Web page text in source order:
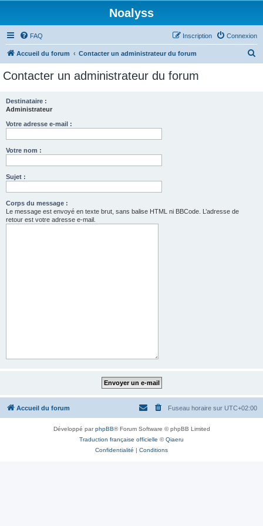
Noalyss
FAQ Connexion
Inscription
Accueil du forum Contacter un administrateur du forum
Contacter un administrateur du forum
Destinataire :
Administrateur
Votre adresse e-mail :
Votre nom :
Sujet :
Corps du message :
Le message est envoyé en texte brut, sans balise HTML ni BBCode. L’adresse de
retour est votre adresse e-mail.
Accueil du forum Fuseau horaire sur UTC+02:00
Développé parphpBB® Forum Software © phpBB Limited
Traduction française officielle ©Qiaeru
Confidentialité | Conditions